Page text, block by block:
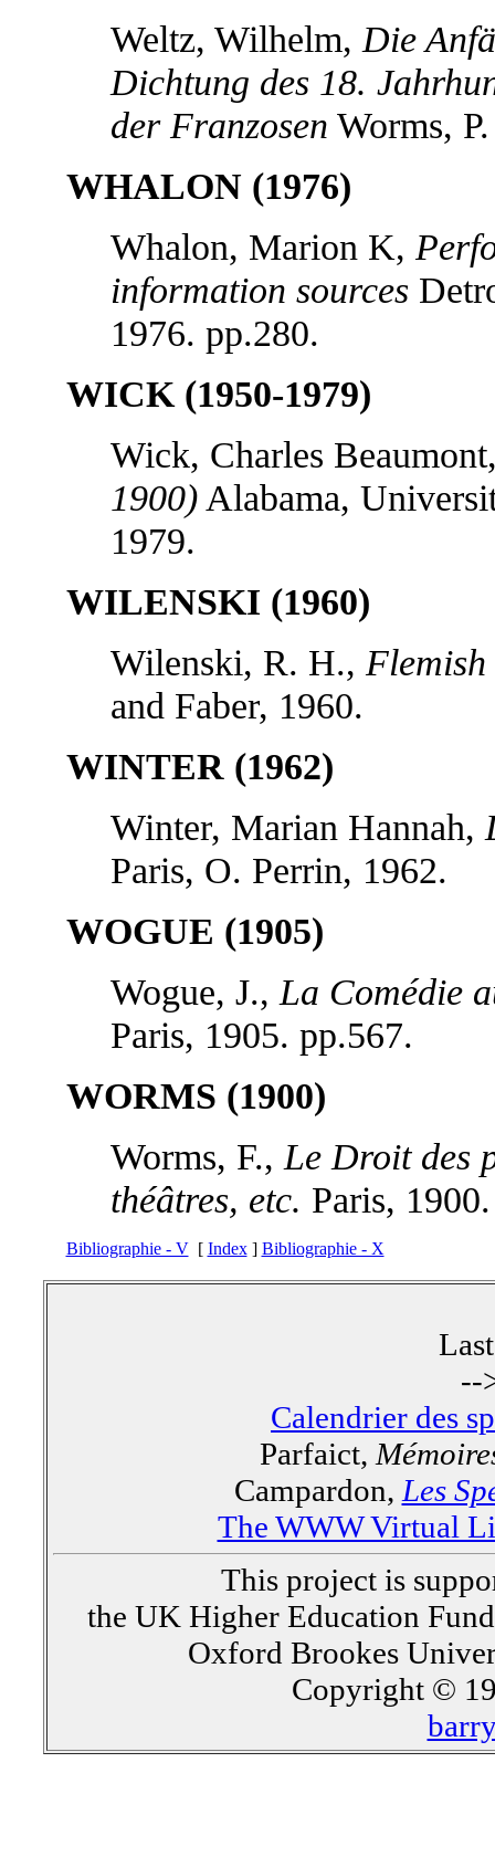
Weltz, Wilhelm, Die
Dichtung des 18.
der Franzosen Worms,
WHALON (1976)
Whalon, Marion K,
information sources
1976. pp.280.
WICK (1950-1979)
Wick, Charles
1900)Alabama,
1979.
WILENSKI (1960)
Wilenski, R. H.,
and Faber, 1960.
WINTER (1962)
Winter, Marian Hannah,
Paris, O. Perrin, 1962.
WOGUE (1905)
Wogue, J., La Comédie
Paris, 1905. pp.567.
WORMS (1900)
Worms, F., Le Droit des
théâtres, etc. Paris,
Bibliographie - V[ Index] Bibliographie - X
--
Calendrier des
Parfaict,
Campardon, Les
The WWW Virtual
This project is
the UK Higher Education
Oxford Brookes
Copyright ©